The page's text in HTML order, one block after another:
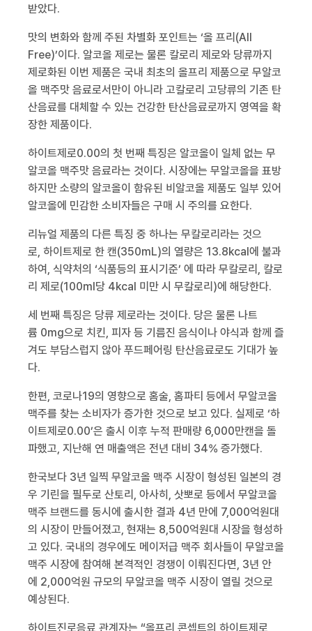
받았다.
맛의 변화와 함께 주된 차별화 포인트는 ‘올 프리 (All
Free)’이다. 알코올 제로는 물론 칼로리 제로와 당류까지
제로화된 이번 제품은 국내 최초의 올프리 제품으로 무알코
올 맥주맛 음료로서만이 아니라 고칼로리 고당류의 기존 탄
산음료를 대체할 수 있는 건강한 탄산음료로까지 영역을 확
장한 제품이다.
하이트제로0.00의 첫 번째 특징은 알코올이 일체 없는 무
알코올 맥주맛 음료라는 것이다. 시장에는 무알코올을 표방
하지만 소량의 알코올이 함유된 비알코올 제품도 일부 있어
알코올에 민감한 소비자들은 구매 시 주의를 요한다.
리뉴얼 제품의 다른 특징 중 하나는 무칼로리라는 것으
로, 하이트제로 한 캔(350mL)의 열량은 13.8kcal에 불과
하여 , 식약처의 ‘식품등의 표시기준’ 에 따라 무칼로리 , 칼로
리 제로(100ml당 4kcal 미만 시 무칼로리 )에 해당한다.
세 번째 특징은 당류 제로라는 것이다. 당은 물론 나트
륨 0mg으로 치킨, 피자 등 기름진 음식이나 야식과 함께 즐
겨도 부담스럽지 않아 푸드페어링 탄산음료로도 기대가 높
다.
한편, 코로나19의 영향으로 홈술, 홈파티 등에서 무알코올
맥주를 찾는 소비자가 증가한 것으로 보고 있다. 실제로 ‘하
이트제로0.00’은 출시 이후 누적 판매량 6,000만캔을 돌
파했고, 지난해 연 매출액은 전년 대비 34% 증가했다.
한국보다 3년 일찍 무알코올 맥주 시장이 형성된 일본의 경
우 기린을 필두로 산토리 , 아사히 , 삿뽀로 등에서 무알코올
맥주 브랜드를 동시에 출시한 결과 4년 만에 7,000억원대
의 시장이 만들어졌고, 현재는 8,500억원대 시장을 형성하
고 있다. 국내의 경우에도 메이저급 맥주 회사들이 무알코올
맥주 시장에 참여해 본격적인 경쟁이 이뤄진다면, 3년 안
에 2,000억원 규모의 무알코올 맥주 시장이 열릴 것으로
예상된다.
하이트진로음료 관계자는 “올프리 콘셉트의 하이트제로